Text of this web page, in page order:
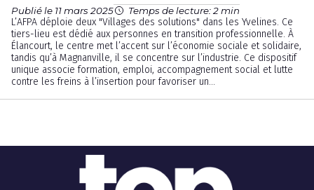
Publié le 11 mars 2025 Temps de lecture: 2 min
L’AFPA déploie deux "Villages des solutions" dans les Yvelines. Ce
tiers-lieu est dédié aux personnes en transition professionnelle. À
Élancourt, le centre met l’accent sur l’économie sociale et solidaire,
tandis qu’à Magnanville, il se concentre sur l’industrie. Ce dispositif
unique associe formation, emploi, accompagnement social et lutte
contre les freins à l’insertion pour favoriser un...